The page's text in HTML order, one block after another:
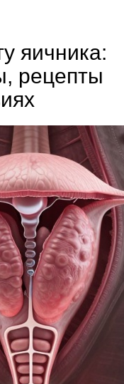
яичника:
рецепты